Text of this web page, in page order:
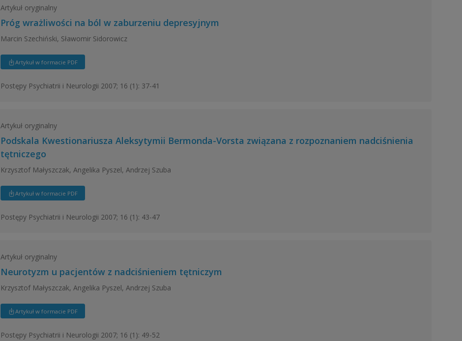
Artykuł oryginalny
Próg wrażliwości na ból w zaburzeniu depresyjnym
Marcin Szechiński, Sławomir Sidorowicz
Artykuł w formacie PDF
Postępy Psychiatrii i Neurologii 2007; 16 (1): 37-41
Artykuł oryginalny
Podskala Kwestionariusza Aleksytymii Bermonda-Vorsta związana z rozpoznaniem nadciśnienia
tętniczego
Krzysztof Małyszczak, Angelika Pyszel, Andrzej Szuba
Artykuł w formacie PDF
Postępy Psychiatrii i Neurologii 2007; 16 (1): 43-47
Artykuł oryginalny
Neurotyzm u pacjentów z nadciśnieniem tętniczym
Krzysztof Małyszczak, Angelika Pyszel, Andrzej Szuba
Artykuł w formacie PDF
Postępy Psychiatrii i Neurologii 2007; 16 (1): 49-52